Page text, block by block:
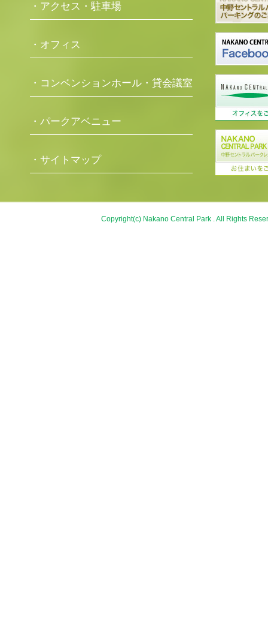
・アクセス・駐車場
・オフィス
・コンベンションホール・貸会議室
・パークアベニュー
・サイトマップ
Copyright(c) Nakano Central Park . All Rights